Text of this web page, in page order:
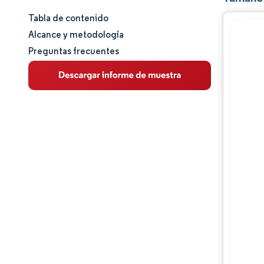
Tamaño y cuota de mercado
Análisis de mercado
Tendencias e ideas
Tabla de contenido
Alcance y metodología
Preguntas frecuentes